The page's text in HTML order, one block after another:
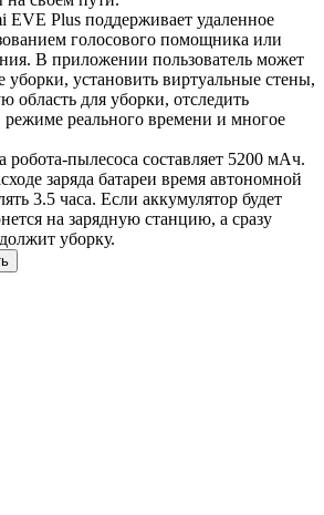
EVE Plus поддерживает удаленное
голосового помощника или
В приложении пользователь может
уборки, установить виртуальные стены,
область для уборки, отследить
реального времени и многое
робота-пылесоса составляет 5200 мАч.
заряда батареи время автономной
3.5 часа. Если аккумулятор будет
на зарядную станцию, а сразу
уборку.